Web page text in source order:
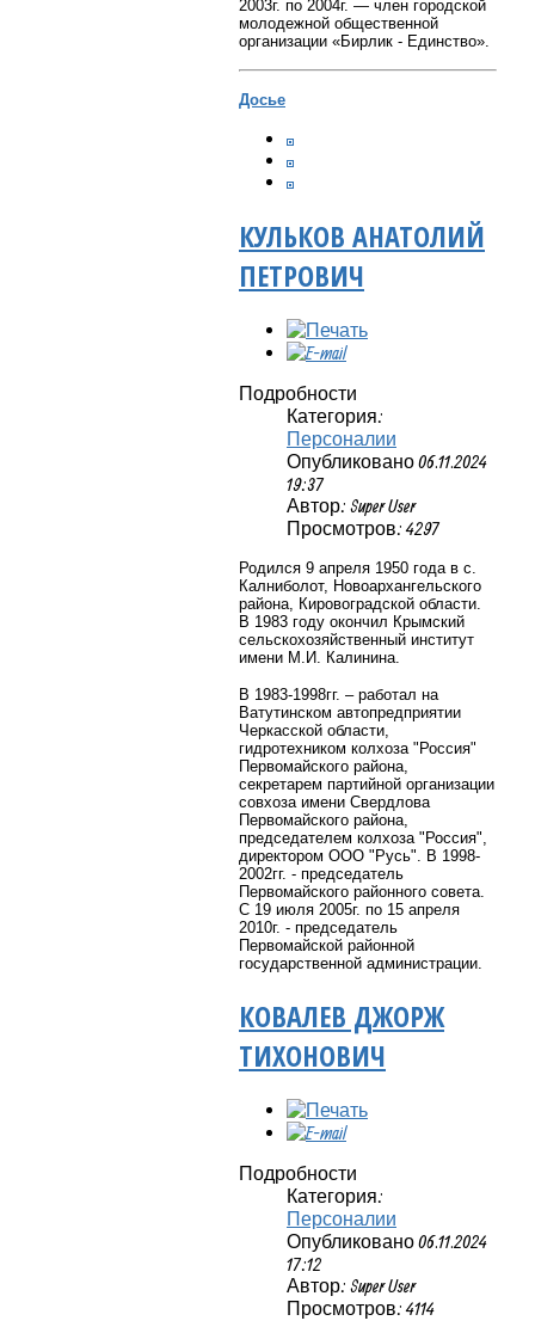
2003г. по 2004г. — член городской
молодежной общественной
организации «Бирлик - Единство».
Досье
КУЛЬКОВ АНАТОЛИЙ
ПЕТРОВИЧ
Подробности
Категория:
Персоналии
Опубликовано 06.11.2024
19:37
Автор: Super User
Просмотров: 4297
Родился 9 апреля 1950 года в с.
Калниболот, Новоархангельского
района, Кировоградской области.
В 1983 году окончил Крымский
сельскохозяйственный институт
имени М.И. Калинина.
В 1983-1998гг. – работал на
Ватутинском автопредприятии
Черкасской области,
гидротехником колхоза "Россия"
Первомайского района,
секретарем партийной организации
совхоза имени Свердлова
Первомайского района,
председателем колхоза "Россия",
директором ООО "Русь". В 1998-
2002гг. - председатель
Первомайского районного совета.
С 19 июля 2005г. по 15 апреля
2010г. - председатель
Первомайской районной
государственной администрации.
КОВАЛЕВ ДЖОРЖ
ТИХОНОВИЧ
Подробности
Категория:
Персоналии
Опубликовано 06.11.2024
17:12
Автор: Super User
Просмотров: 4114